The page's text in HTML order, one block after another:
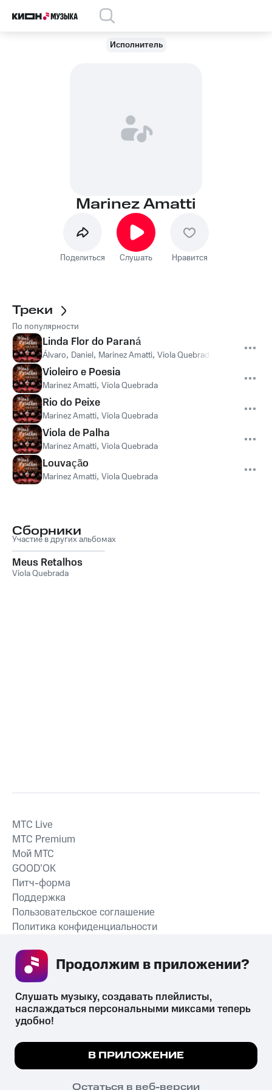
Исполнитель
Marinez Amatti
Поделиться Слушать Нравится
Треки
По популярности
Linda Flor do Paraná
Álvaro, Daniel, Marinez Amatti, Viola Quebrada
Violeiro e Poesia
Marinez Amatti, Viola Quebrada
Rio do Peixe
Marinez Amatti, Viola Quebrada
Viola de Palha
Marinez Amatti, Viola Quebrada
Louvação
Marinez Amatti, Viola Quebrada
Сборники
Участие в других альбомах
Meus Retalhos
Viola Quebrada
СКАЧАТЬ ПРИЛОЖЕНИЕ
MTС Live
MTС Premium
Мой МТС
GOOD’OK
Питч-форма
Поддержка
Пользовательское соглашение
Политика конфиденциальности
психотропных веществ, их аналогов причиняет вред здоровью,
их незаконный оборот запрещён и влечёт установленную
законодательством ответственность.
© 2026 ООО «КИОН».
Мы используем куки, чтобы на сайте все
Подробнее
ПОНЯТНО
Слушать музыку, создавать плейлисты,
наслаждаться персональными миксами теперь
удобно!
В ПРИЛОЖЕНИЕ
Остаться в веб-версии